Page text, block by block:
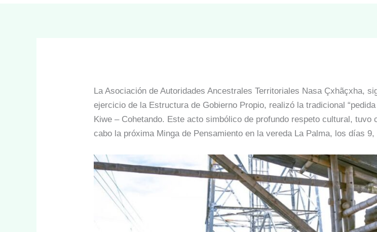
La Asociación de Autoridades Ancestrales Territoriales Nasa Çxhãçxha,
ejercicio de la Estructura de Gobierno Propio, realizó la tradicional
Kiwe – Cohetando. Este acto simbólico de profundo respeto cultural,
cabo la próxima Minga de Pensamiento en la vereda La Palma, los días 9,